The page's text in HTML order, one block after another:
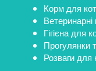
Корм для
Гігієна для
Прогулянки
Розваги для